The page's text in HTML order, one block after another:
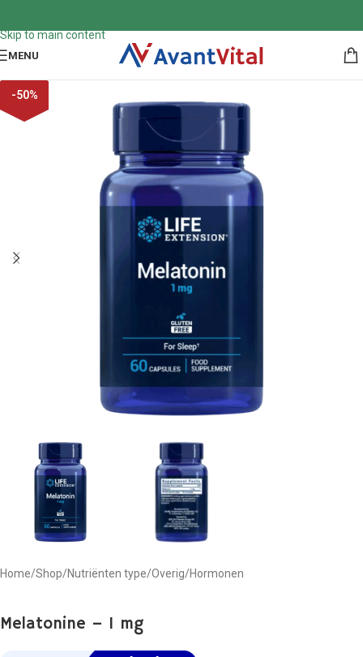
Skip to main content
MENU
-50%
Home/Shop/Nutriënten type/Overig/Hormonen
Melatonine – 1 mg